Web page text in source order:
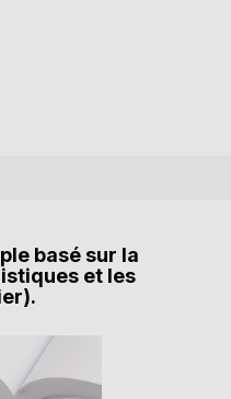
basé sur la
et les